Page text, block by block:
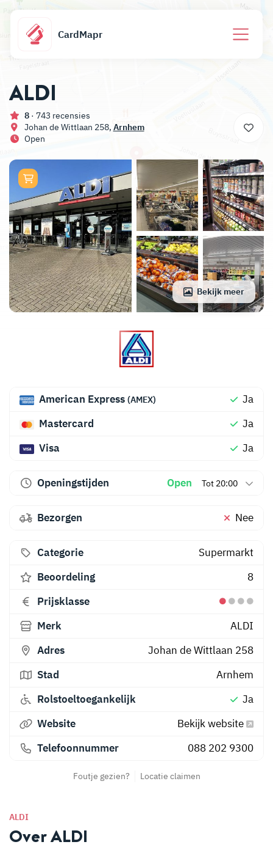
CardMapr
ALDI
8 · 743 recensies
Johan de Wittlaan 258, Arnhem
Open
Bekijk meer
ALDI
Over ALDI
American Express (AMEX)
Ja
Mastercard
Ja
Visa
Ja
Openingstijden Open Tot 20:00
Bezorgen Nee
Categorie
Supermarkt
Beoordeling
8
Prijsklasse
Merk
ALDI
Adres
Johan de Wittlaan 258
Stad
Arnhem
Rolstoeltoegankelijk
Ja
Website
Bekijk website
Telefoonnummer
088 202 9300
Foutje gezien? Locatie claimen